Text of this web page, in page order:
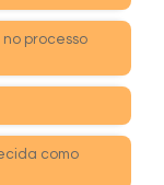
processo
como